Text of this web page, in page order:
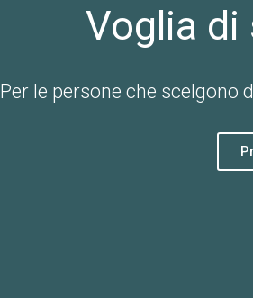
Voglia di
Per le persone che scelgono